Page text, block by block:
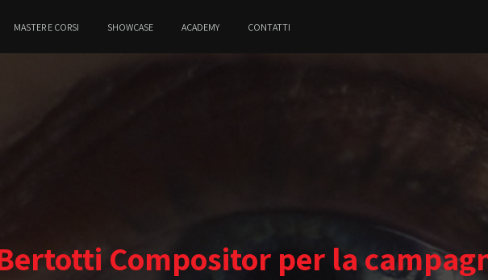
MASTER E CORSI SHOWCASE ACADEMY CONTATTI
Compositor per la